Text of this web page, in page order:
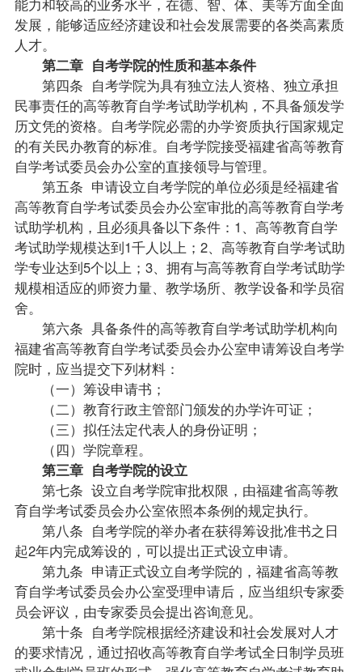
发展，能够适应经济建设和社会发展需要的各类高素质
人才。
第二章 自考学院的性质和基本条件
第四条 自考学院为具有独立法人资格、独立承担
民事责任的高等教育自学考试助学机构，不具备颁发学
历文凭的资格。自考学院必需的办学资质执行国家规定
的有关民办教育的标准。自考学院接受福建省高等教育
自学考试委员会办公室的直接领导与管理。
第五条 申请设立自考学院的单位必须是经福建省
高等教育自学考试委员会办公室审批的高等教育自学考
试助学机构，且必须具备以下条件：1、高等教育自学
考试助学规模达到1千人以上；2、高等教育自学考试助
学专业达到5个以上；3、拥有与高等教育自学考试助学
规模相适应的师资力量、教学场所、教学设备和学员宿
舍。
第六条 具备条件的高等教育自学考试助学机构向
福建省高等教育自学考试委员会办公室申请筹设自考学
院时，应当提交下列材料：
（一）筹设申请书；
（二）教育行政主管部门颁发的办学许可证；
（三）拟任法定代表人的身份证明；
（四）学院章程。
第三章 自考学院的设立
第七条 设立自考学院审批权限，由福建省高等教
育自学考试委员会办公室依照本条例的规定执行。
第八条 自考学院的举办者在获得筹设批准书之日
起2年内完成筹设的，可以提出正式设立申请。
第九条 申请正式设立自考学院的，福建省高等教
育自学考试委员会办公室受理申请后，应当组织专家委
员会评议，由专家委员会提出咨询意见。
第十条 自考学院根据经济建设和社会发展对人才
的要求情况，通过招收高等教育自学考试全日制学员班